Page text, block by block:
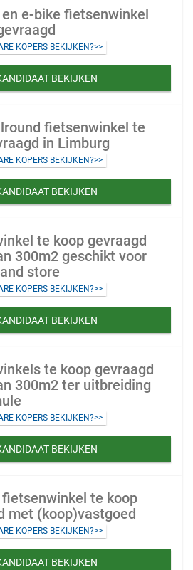
e-bike fietsenwinkel
KOPERS BEKIJKEN?>>
BEKIJKEN
fietsenwinkel te
in Limburg
KOPERS BEKIJKEN?>>
BEKIJKEN
te koop gevraagd
300m2 geschikt voor
store
KOPERS BEKIJKEN?>>
BEKIJKEN
te koop gevraagd
300m2 ter uitbreiding
KOPERS BEKIJKEN?>>
BEKIJKEN
te koop
met (koop)vastgoed
KOPERS BEKIJKEN?>>
BEKIJKEN